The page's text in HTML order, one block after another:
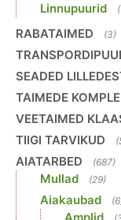
Linnupuurid
RABATAIMED (3)
SEADED
TAIMEDE
VEETAIMED
TIIGI TARVIKUD
AIATARBED (687)
Mullad (29)
Aiakaubad